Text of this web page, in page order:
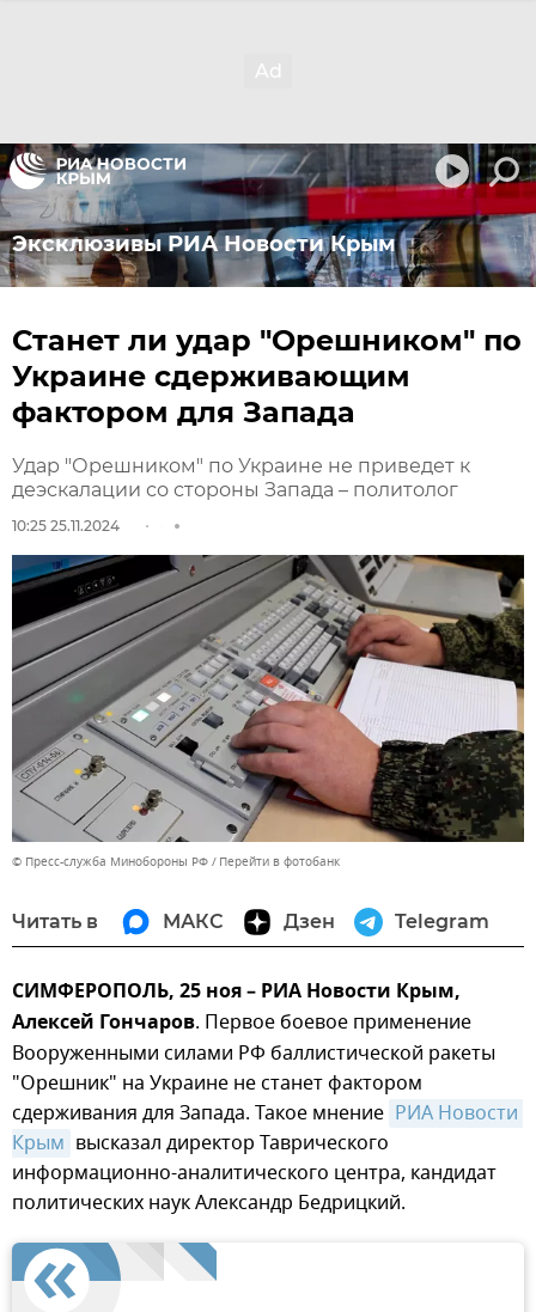
Эксклюзивы РИА Новости Крым
Станет ли удар "Орешником" по
Украине сдерживающим
фактором для Запада
Удар "Орешником" по Украине не приведет к
деэскалации со стороны Запада – политолог
10:25 25.11.2024
© Пресс-служба Минобороны РФ Перейти в фотобанк
Читать в МАКС Дзен Telegram
СИМФЕРОПОЛЬ, 25 ноя – РИА Новости Крым,
Алексей Гончаров. Первое боевое применение
Вооруженными силами РФ баллистической ракеты
"Орешник" на Украине не станет фактором
сдерживания для Запада. Такое мнение РИА Новости
Крым высказал директор Таврического
информационно-аналитического центра, кандидат
политических наук Александр Бедрицкий.